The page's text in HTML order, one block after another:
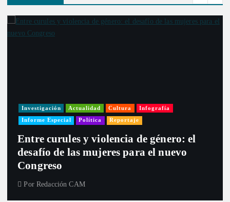
Investigación Actualidad Cultura Infografía
Informe Especial Política Reportaje
Entre curules y violencia de género: el
desafío de las mujeres para el nuevo
Congreso
Por Redacción CAM